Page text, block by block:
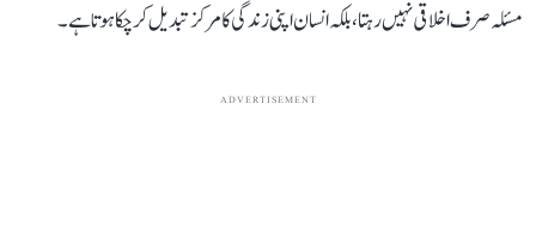
مسئلہ صرف اخلاقی نہیں رہتا، بلکہ انسان اپنی زندگی کا مرکز تبدیل کر چکا ہوتا ہے۔
ADVERTISEMENT